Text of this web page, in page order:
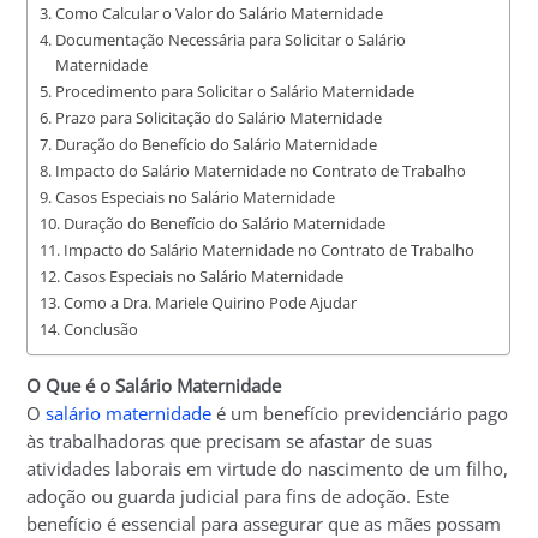
Como Calcular o Valor do Salário Maternidade
Documentação Necessária para Solicitar o Salário
Maternidade
Procedimento para Solicitar o Salário Maternidade
Prazo para Solicitação do Salário Maternidade
Duração do Benefício do Salário Maternidade
Impacto do Salário Maternidade no Contrato de Trabalho
Casos Especiais no Salário Maternidade
Duração do Benefício do Salário Maternidade
Impacto do Salário Maternidade no Contrato de Trabalho
Casos Especiais no Salário Maternidade
Como a Dra. Mariele Quirino Pode Ajudar
Conclusão
O Que é o Salário Maternidade
Osalário maternidade é um benefício previdenciário pago
às trabalhadoras que precisam se afastar de suas
atividades laborais em virtude do nascimento de um filho,
adoção ou guarda judicial para fins de adoção. Este
benefício é essencial para assegurar que as mães possam